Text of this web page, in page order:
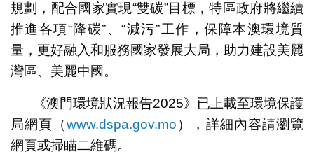
規劃，配合國家實現“雙碳”目標，特區政府將繼續
推進各項“降碳”、“減污”工作，保障本澳環境質
量，更好融入和服務國家發展大局，助力建設美麗
灣區、美麗中國。
《澳門環境狀況報告2025》已上載至環境保護
局網頁（www.dspa.gov.mo ），詳細內容請瀏覽
網頁或掃瞄二維碼。